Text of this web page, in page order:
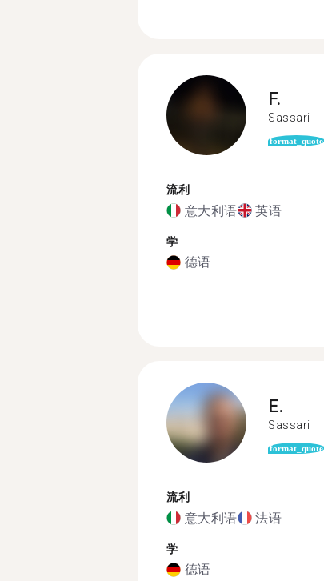
F.
Sassari
format_quote
流利
意大利语 英语
学
德语
E.
Sassari
format_quote
流利
意大利语 法语
学
德语